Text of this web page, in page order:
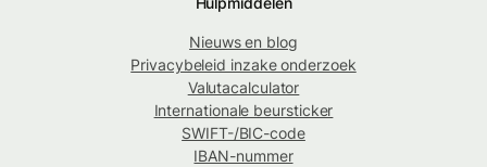
Nieuws en blog
Privacybeleid inzake onderzoek
Valutacalculator
Internationale beursticker
SWIFT-/BIC-code
IBAN-nummer